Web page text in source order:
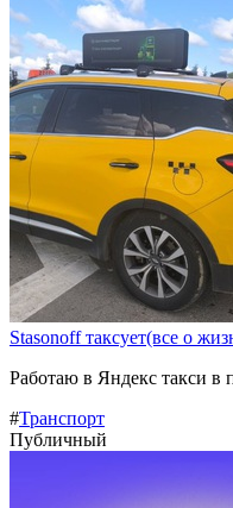
Stasonoff таксует(все о
Работаю в Яндекс такси
#Транспорт
Публичный